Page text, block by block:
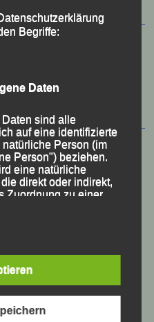
Anne Schregle Arnstorf
Franz
Bauer
VogelJonas
Begriffe:
Daten
sind alle
auf eine identifizierte
Person (im
Person") beziehen.
eine natürliche
direkt oder indirekt,
Zuordnung zu einer
zu einem oder
physiologischen,
wirtschaftlichen,
identifiziert werden